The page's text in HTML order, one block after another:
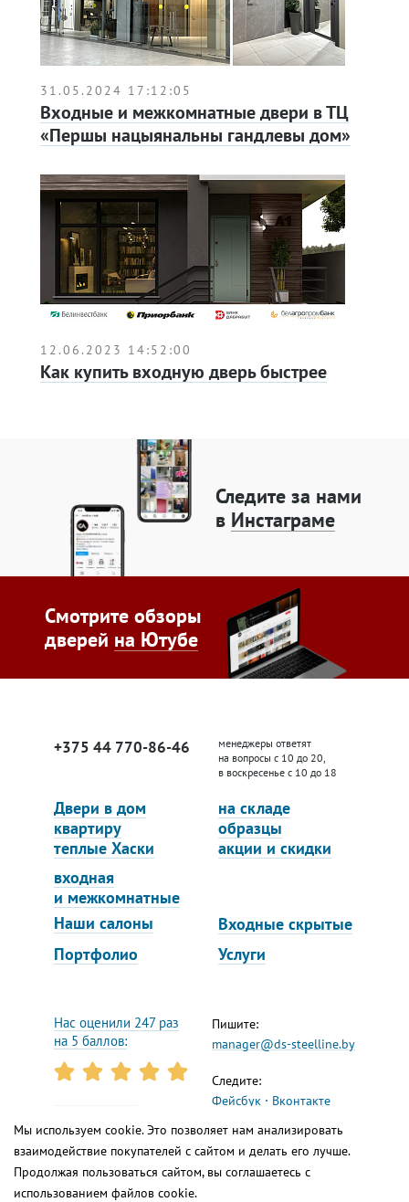
31.05.2024 17:12:05
Входные и межкомнатные двери в ТЦ
«Першы нацыянальны гандлевы дом»
12.06.2023 14:52:00
Как купить входную дверь быстрее
Следите за нами
в Инстаграме
Смотрите обзоры
дверей на Ютубе
Двери в дом
квартиру
теплые Хаски
на складе
образцы
акции и скидки
входная
и межкомнатные
+375 44 770-86-46
менеджеры ответят
на вопросы с 10 до 20,
в воскресенье с 10 до 18
Наши салоны
Входные скрытые
Портфолио
Услуги
Нас оценили 247 раз
на 5 баллов:
Пишите:
manager@ds-steelline.by
Следите:
Фейсбук
Вконтакте
Мы используем cookie. Это позволяет нам анализировать
взаимодействие покупателей с сайтом и делать его лучше.
Продолжая пользоваться сайтом, вы соглашаетесь с
использованием файлов cookie.